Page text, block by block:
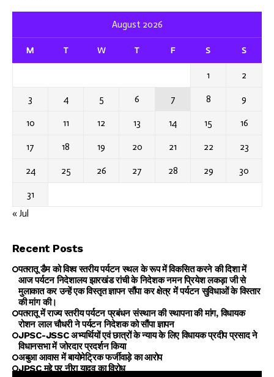
August 2026
M T W T F S S
1 2
3 4 5 6 7 8 9
10 11 12 13 14 15 16
17 18 19 20 21 22 23
24 25 26 27 28 29 30
31
« Jul
Recent Posts
पतरातू डैम को विश्व स्तरीय पर्यटन स्थल के रूप में विकसित करने की दिशा में
आज पर्यटन निदेशालय झारखंड रांची के निदेशक नमन प्रियेश लकड़ा जी से
मुलाकात कर उन्हें एक विस्तृत ज्ञापन सौंपा कर क्षेत्र में पर्यटन सुविधाओं के विस्तार
की मांग की।
पतरातू में राज्य स्तरीय पर्यटन प्रबंधन संस्थान की स्थापना की मांग, विधायक
रोशन लाल चौधरी ने पर्यटन निदेशक को सौंपा ज्ञापन
JPSC-JSSC अभ्यर्थियों एवं छात्रों के न्याय के लिए विधायक प्रदीप प्रसाद ने
विधानसभा में जोरदार प्रदर्शन किया
अबुआ आवास में बायोमेट्रिक फर्जीवाड़े का आरोप
JPSC मुद्दे पर नीरा यादव का विरोध